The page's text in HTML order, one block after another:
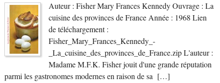
Auteur : Fisher Mary Frances Kennedy Ouvrage : La
cuisine des provinces de France Année : 1968 Lien
de téléchargement :
Fisher_Mary_Frances_Kennedy_-
_La_cuisine_des_provinces_de_France.zip L'auteur :
Madame M.F.K. Fisher jouit d'une grande réputation
parmi les gastronomes modernes en raison de sa […]